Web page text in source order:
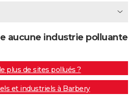
aucune industrie polluante
plus de sites pollués ?
et industriels à Barbery